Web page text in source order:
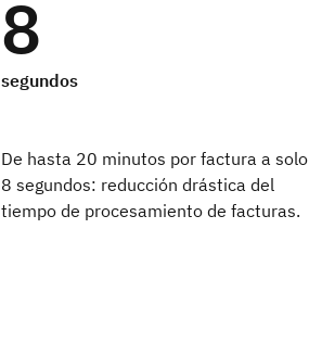
8
segundos
De hasta 20 minutos por factura a solo
8 segundos: reducción drástica del
tiempo de procesamiento de facturas.